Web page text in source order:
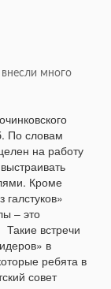
много
По словам
на работу
Кроме
– это
встречи
в
ребята в
совет